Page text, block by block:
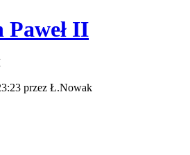
Paweł II
przez Ł.Nowak